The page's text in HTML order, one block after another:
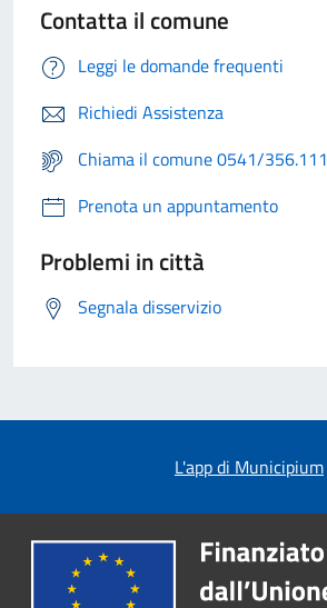
Contatta il comune
Leggi le domande frequenti
Richiedi Assistenza
Chiama il comune 0541/356.111
Prenota un appuntamento
Problemi in città
Segnala disservizio
L'app di Municipium